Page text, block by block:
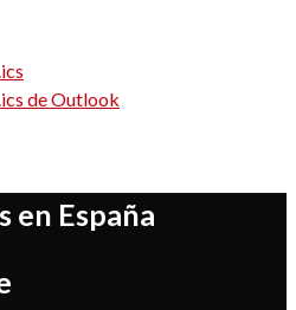
de Outlook
en España